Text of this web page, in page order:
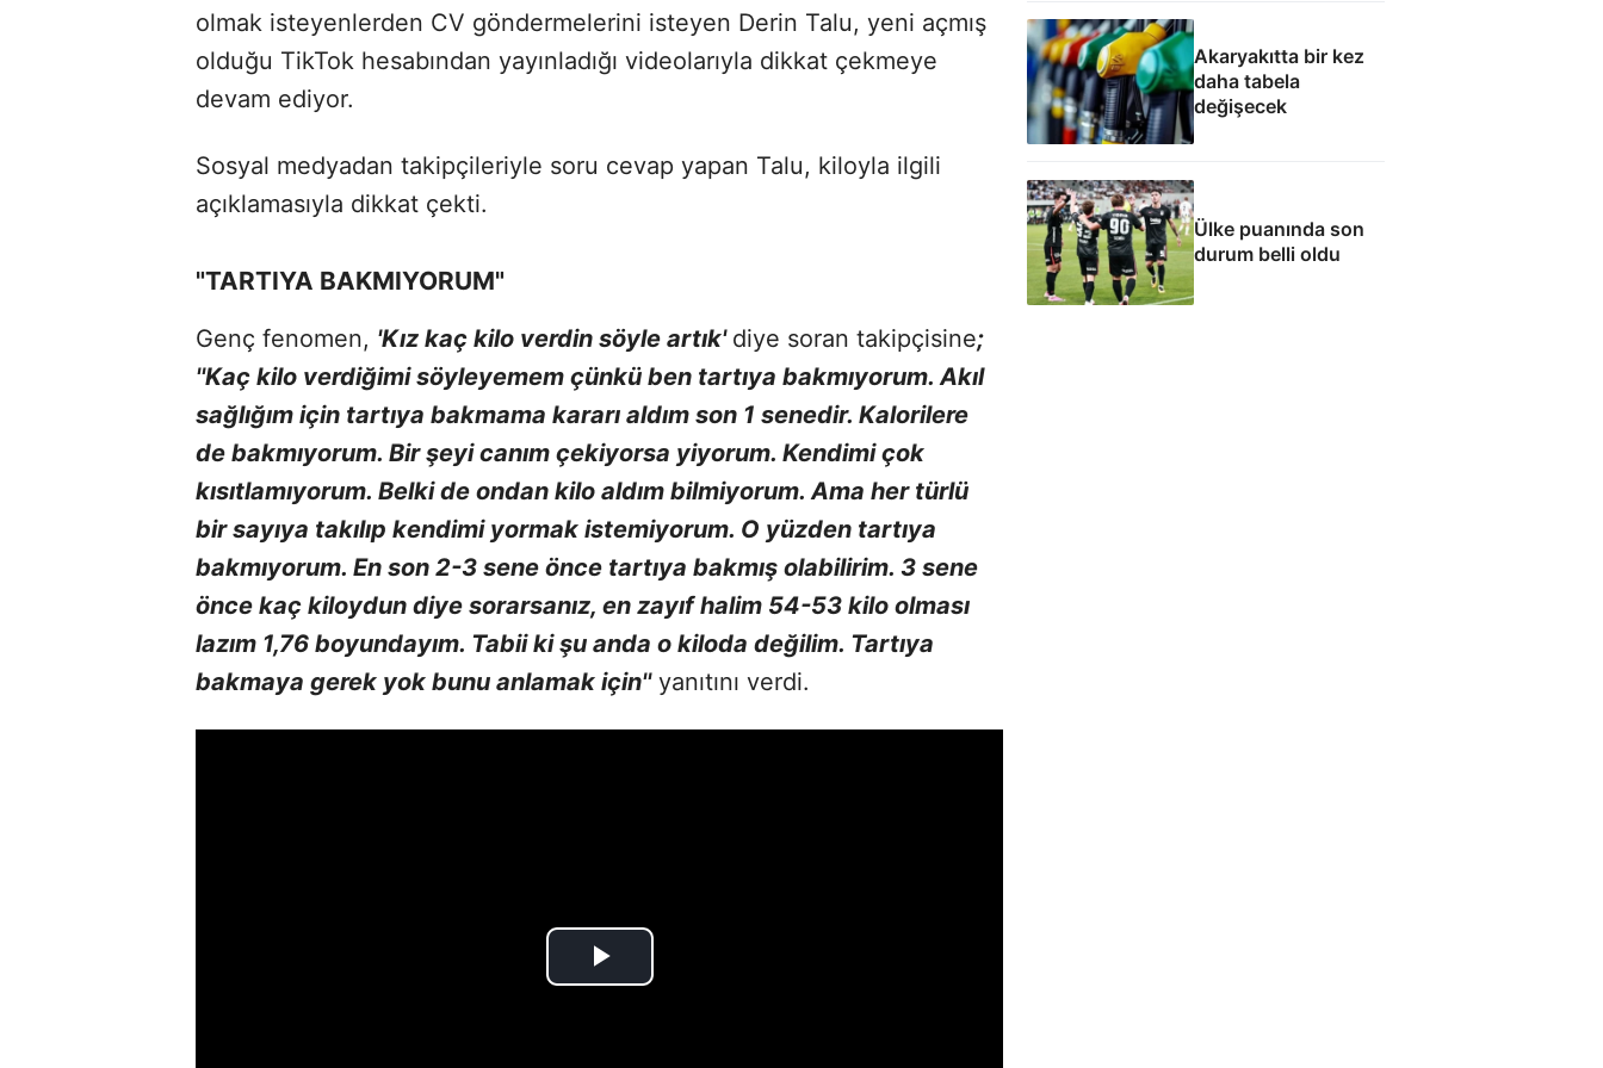
olmak isteyenlerden CV göndermelerini isteyen Derin Talu, yeni açmış
olduğu TikTok hesabından yayınladığı videolarıyla dikkat çekmeye
devam ediyor.
Sosyal medyadan takipçileriyle soru cevap yapan Talu, kiloyla ilgili
açıklamasıyla dikkat çekti.
"TARTIYA BAKMIYORUM"
Genç fenomen, 'Kız kaç kilo verdin söyle artık' diye soran takipçisine;
''Kaç kilo verdiğimi söyleyemem çünkü ben tartıya bakmıyorum. Akıl
sağlığım için tartıya bakmama kararı aldım son 1 senedir. Kalorilere
de bakmıyorum. Bir şeyi canım çekiyorsa yiyorum. Kendimi çok
kısıtlamıyorum. Belki de ondan kilo aldım bilmiyorum. Ama her türlü
bir sayıya takılıp kendimi yormak istemiyorum. O yüzden tartıya
bakmıyorum. En son 2-3 sene önce tartıya bakmış olabilirim. 3 sene
önce kaç kiloydun diye sorarsanız, en zayıf halim 54-53 kilo olması
lazım 1,76 boyundayım. Tabii ki şu anda o kiloda değilim. Tartıya
bakmaya gerek yok bunu anlamak için''yanıtını verdi.
yaşa' teklifi
Akaryakıtta bir kez
daha tabela
değişecek
Ülke puanında son
durum belli oldu